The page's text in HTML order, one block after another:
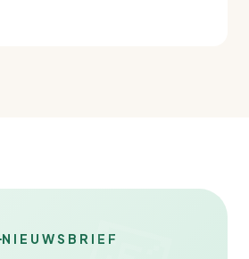
NIEUWSBRIEF